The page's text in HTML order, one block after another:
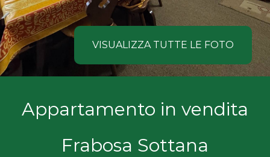
VISUALIZZA TUTTE LE FOTO
Appartamento in vendita
Frabosa Sottana
COSA
CERCANO
NOSTRI
Comune
Tipologia
-